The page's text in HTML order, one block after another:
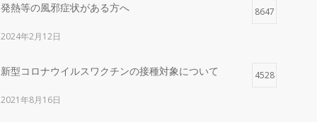
発熱等の風邪症状がある方へ 8647
2024年2月12日
新型コロナウイルスワクチンの接種対象について 4528
2021年8月16日